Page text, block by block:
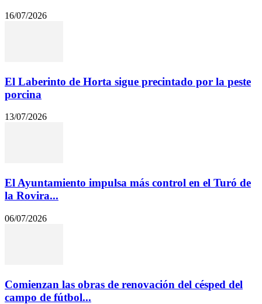
16/07/2026
El Laberinto de Horta sigue precintado por la peste
porcina
13/07/2026
El Ayuntamiento impulsa más control en el Turó de
la Rovira...
06/07/2026
Comienzan las obras de renovación del césped del
campo de fútbol...